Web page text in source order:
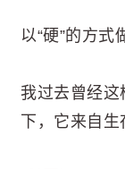
以“硬”的方
我过去曾经
下，它来自生